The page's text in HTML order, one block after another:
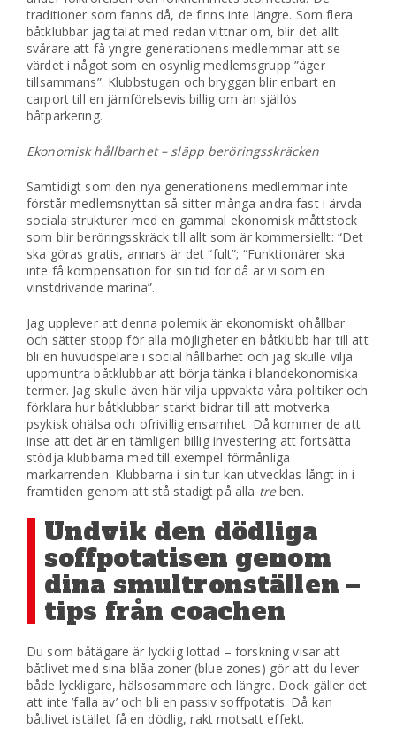
traditioner som fanns då, de finns inte längre. Som flera
båtklubbar jag talat med redan vittnar om, blir det allt
svårare att få yngre generationens medlemmar att se
värdet i något som en osynlig medlemsgrupp ”äger
tillsammans”. Klubbstugan och bryggan blir enbart en
carport till en jämförelsevis billig om än själlös
båtparkering.
Ekonomisk hållbarhet – släpp beröringsskräcken
Samtidigt som den nya generationens medlemmar inte
förstår medlemsnyttan så sitter många andra fast i ärvda
sociala strukturer med en gammal ekonomisk måttstock
som blir beröringsskräck till allt som är kommersiellt: “Det
ska göras gratis, annars är det “fult”; “Funktionärer ska
inte få kompensation för sin tid för då är vi som en
vinstdrivande marina”.
Jag upplever att denna polemik är ekonomiskt ohållbar
och sätter stopp för alla möjligheter en båtklubb har till att
bli en huvudspelare i social hållbarhet och jag skulle vilja
uppmuntra båtklubbar att börja tänka i blandekonomiska
termer. Jag skulle även här vilja uppvakta våra politiker och
förklara hur båtklubbar starkt bidrar till att motverka
psykisk ohälsa och ofrivillig ensamhet. Då kommer de att
inse att det är en tämligen billig investering att fortsätta
stödja klubbarna med till exempel förmånliga
markarrenden. Klubbarna i sin tur kan utvecklas långt in i
framtiden genom att stå stadigt på alla treben.
Undvik den dödliga
soffpotatisen genom
dina smultronställen –
tips från coachen
Du som båtägare är lycklig lottad – forskning visar att
båtlivet med sina blåa zoner (blue zones) gör att du lever
både lyckligare, hälsosammare och längre. Dock gäller det
att inte ’falla av’ och bli en passiv soffpotatis. Då kan
båtlivet istället få en dödlig, rakt motsatt effekt.